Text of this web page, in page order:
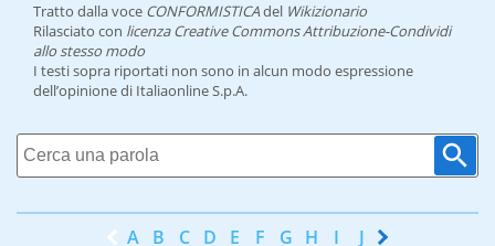
Tratto dalla voce CONFORMISTICAdel Wikizionario
Rilasciato con licenza Creative Commons Attribuzione-Condividi
allo stesso modo
I testi sopra riportati non sono in alcun modo espressione
dell’opinione di Italiaonline S.p.A.
A B C D E F G H I J K